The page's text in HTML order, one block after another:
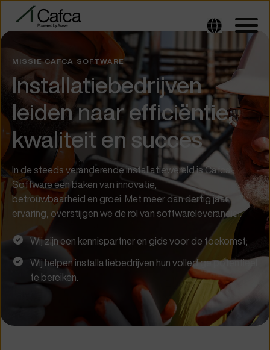
MISSIE CAFCA SOFTWARE
Installatiebedrijven
leiden naar efficiëntie,
kwaliteit en succes
In de steeds veranderende installatiewereld is Cafca
Software een baken van innovatie,
betrouwbaarheid en groei. Met meer dan dertig jaar
ervaring, overstijgen we de rol van softwareleverancier.
Wij zijn een kennispartner en gids voor de toekomst;
Wij helpen installatiebedrijven hun volledige potentieel
te bereiken.